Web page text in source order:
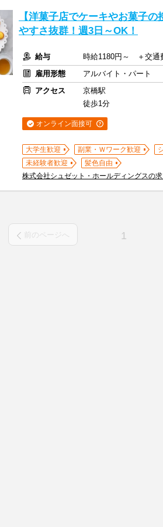
【洋菓子店でケーキやお菓子
やすさ抜群！週3日～OK！
給与
時給1180円～ ＋交通
雇用形態
アルバイト・パート
アクセス
京橋駅
徒歩1分
オンライン面接可
大学生歓迎 副業・Ｗワーク歓迎
未経験者歓迎
髪色自由
株式会社シュゼット・ホールディングスの
前のページへ 1